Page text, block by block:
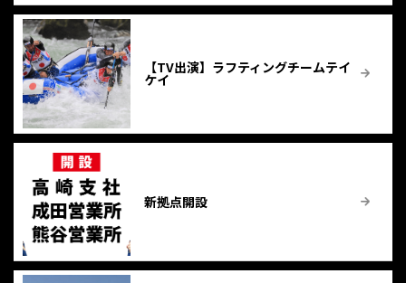
【TV出演】ラフティングチームテイ
ケイ
新拠点開設